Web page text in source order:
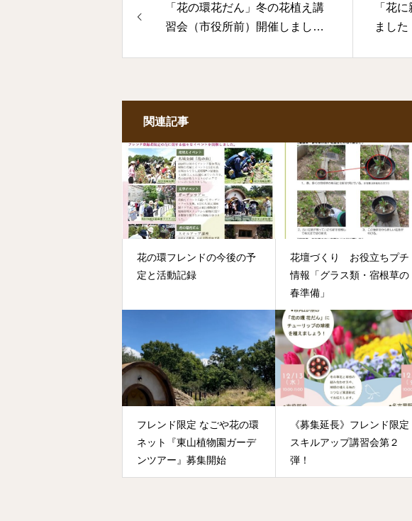
「花の環花だん」冬の花植え講
習会（市役所前）開催しまし
「花
ました
関連記事
花の環フレンドの今後の予
定と活動記録
花壇づくり お役立ちプチ
情報「グラス類・宿根草の
春準備」
フレンド限定 なごや花の環
ネット『東山植物園ガーデ
ンツアー』募集開始
《募集延長》フレンド限定
スキルアップ講習会第２
弾！